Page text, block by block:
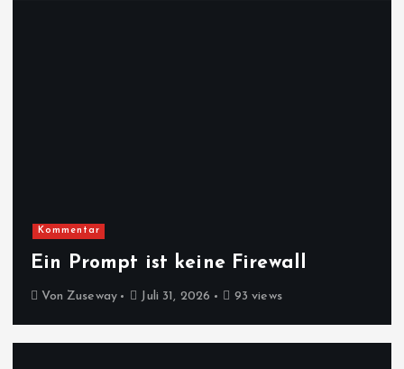
Kommentar
Ein Prompt ist keine Firewall
Von Zuseway Juli 31, 2026 93 views